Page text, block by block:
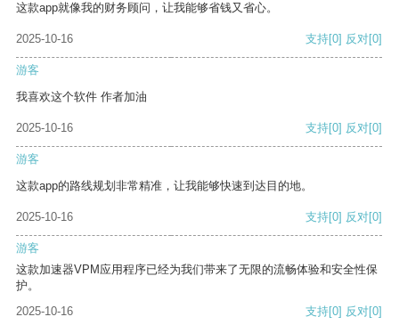
这款app就像我的财务顾问，让我能够省钱又省心。
2025-10-16 支持[0] 反对[0]
游客
我喜欢这个软件 作者加油
2025-10-16 支持[0] 反对[0]
游客
这款app的路线规划非常精准，让我能够快速到达目的地。
2025-10-16 支持[0] 反对[0]
游客
这款加速器VPM应用程序已经为我们带来了无限的流畅体验和安全性保
护。
2025-10-16
支持[0] 反对[0]